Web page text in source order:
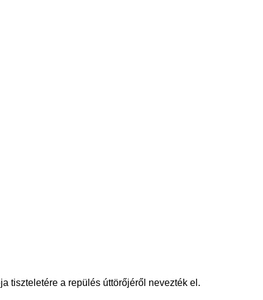
tiszteletére a repülés úttörőjéről nevezték el.